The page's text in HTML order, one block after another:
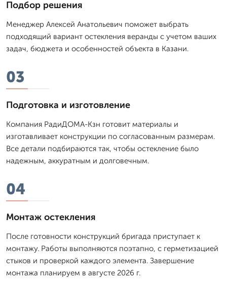
Подбор решения
Менеджер Алексей Анатольевич поможет выбрать
подходящий вариант остекления веранды с учетом ваших
задач, бюджета и особенностей объекта в Казани.
03
Подготовка и изготовление
Компания РадиДОМА-Кзн готовит материалы и
изготавливает конструкции по согласованным размерам.
Все детали подбираются так, чтобы остекление было
надежным, аккуратным и долговечным.
04
Монтаж остекления
После готовности конструкций бригада приступает к
монтажу. Работы выполняются поэтапно, с герметизацией
стыков и проверкой каждого элемента. Завершение
монтажа планируем в августе 2026 г.